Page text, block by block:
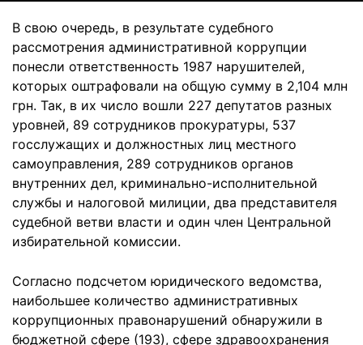
В свою очередь, в результате судебного
рассмотрения административной коррупции
понесли ответственность 1987 нарушителей,
которых оштрафовали на общую сумму в 2,104 млн
грн. Так, в их число вошли 227 депутатов разных
уровней, 89 сотрудников прокуратуры, 537
госслужащих и должностных лиц местного
самоуправления, 289 сотрудников органов
внутренних дел, криминально-исполнительной
службы и налоговой милиции, два представителя
судебной ветви власти и один член Центральной
избирательной комиссии.
Согласно подсчетом юридического ведомства,
наибольшее количество административных
коррупционных правонарушений обнаружили в
бюджетной сфере (193), сфере здравоохранения